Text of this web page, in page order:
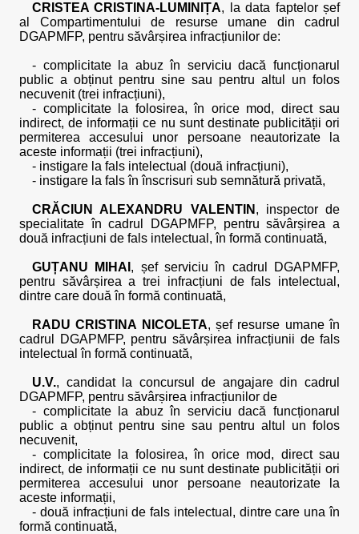
CRISTEA CRISTINA-LUMINIȚA, la data faptelor șef
al Compartimentului de resurse umane din cadrul
DGAPMFP, pentru săvârșirea infracțiunilor de:
- complicitate la abuz în serviciu dacă funcționarul
public a obținut pentru sine sau pentru altul un folos
necuvenit (trei infracțiuni),
- complicitate la folosirea, în orice mod, direct sau
indirect, de informații ce nu sunt destinate publicității ori
permiterea accesului unor persoane neautorizate la
aceste informații (trei infracțiuni),
- instigare la fals intelectual (două infracțiuni),
- instigare la fals în înscrisuri sub semnătură privată,
CRĂCIUN ALEXANDRU VALENTIN , inspector de
specialitate în cadrul DGAPMFP, pentru săvârșirea a
două infracțiuni de fals intelectual, în formă continuată,
GUȚANU MIHAI , șef serviciu în cadrul DGAPMFP,
pentru săvârșirea a trei infracțiuni de fals intelectual,
dintre care două în formă continuată,
RADU CRISTINA NICOLETA, șef resurse umane în
cadrul DGAPMFP, pentru săvârșirea infracțiunii de fals
intelectual în formă continuată,
U.V., candidat la concursul de angajare din cadrul
DGAPMFP, pentru săvârșirea infracțiunilor de
- complicitate la abuz în serviciu dacă funcționarul
public a obținut pentru sine sau pentru altul un folos
necuvenit,
- complicitate la folosirea, în orice mod, direct sau
indirect, de informații ce nu sunt destinate publicității ori
permiterea accesului unor persoane neautorizate la
aceste informații,
- două infracțiuni de fals intelectual, dintre care una în
formă continuată,